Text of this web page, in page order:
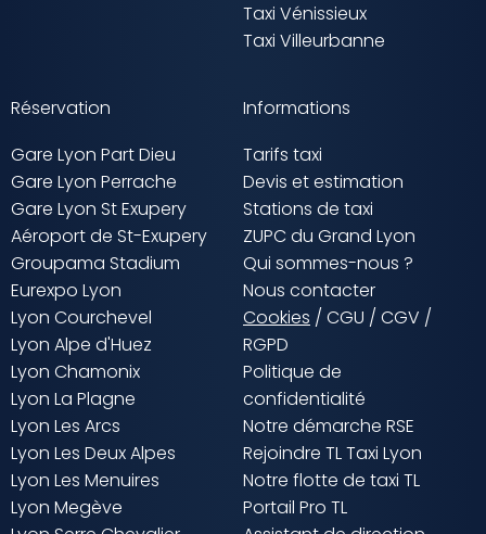
Taxi Vénissieux
Taxi Villeurbanne
Réservation
Gare Lyon Part Dieu
Gare Lyon Perrache
Gare Lyon St Exupery
Aéroport de St-Exupery
Groupama Stadium
Eurexpo Lyon
Lyon Courchevel
Lyon Alpe d'Huez
Lyon Chamonix
Lyon La Plagne
Lyon Les Arcs
Lyon Les Deux Alpes
Lyon Les Menuires
Lyon Megève
Informations
Tarifs taxi
Devis et estimation
Stations de taxi
ZUPC du Grand Lyon
Qui sommes-nous ?
Nous contacter
Cookies / CGU / CGV /
RGPD
Politique de
confidentialité
Notre démarche RSE
Rejoindre TL Taxi Lyon
Notre flotte de taxi TL
Portail Pro TL